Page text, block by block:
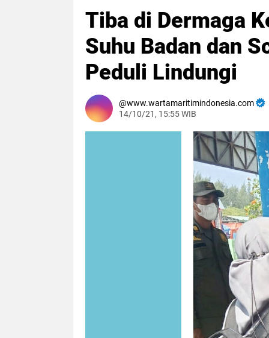
Tiba di Dermaga
Suhu Badan dan
Peduli Lindungi
www.wartamaritimindonesia.com
14/10/21, 15:55 WIB